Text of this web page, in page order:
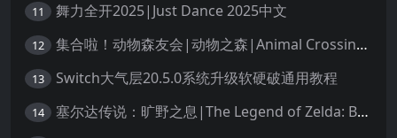
11 舞力全开2025|Just Dance 2025中文
12 集合啦！动物森友会|动物之森|Animal Crossing: New Horizons中文
13 Switch大气层20.5.0系统升级软硬破通用教程
14 塞尔达传说：旷野之息|The Legend of Zelda: Breath of the Wild中文